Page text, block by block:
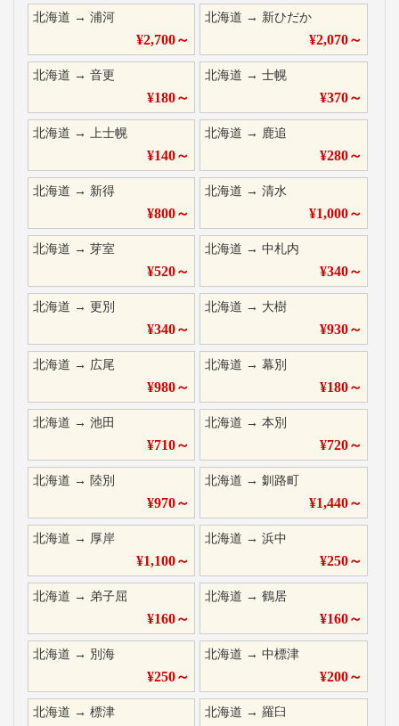
北海道 → 浦河
¥2,700～
北海道 → 新ひだか
¥2,070～
北海道 → 音更
¥180～
北海道 →士幌
¥370～
北海道 → 上士幌
¥140～
北海道 → 鹿追
¥280～
北海道 → 新得
¥800～
北海道 →清水
¥1,000～
北海道 → 芽室
¥520～
北海道 →中札内
¥340～
北海道 → 更別
¥340～
北海道 → 大樹
¥930～
北海道 → 広尾
¥980～
北海道 →幕別
¥180～
北海道 → 池田
¥710～
北海道 →本別
¥720～
北海道 → 陸別
¥970～
北海道 →釧路町
¥1,440～
北海道 → 厚岸
¥1,100～
北海道 →浜中
¥250～
北海道 → 弟子屈
¥160～
北海道 →鶴居
¥160～
北海道 → 別海
¥250～
北海道 →中標津
¥200～
北海道 → 標津 北海道 →羅臼